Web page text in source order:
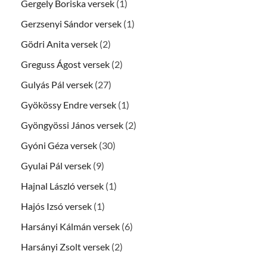
Gergely Boriska versek (1)
Gerzsenyi Sándor versek (1)
Gödri Anita versek (2)
Greguss Ágost versek (2)
Gulyás Pál versek (27)
Gyökössy Endre versek (1)
Gyöngyössi János versek (2)
Gyóni Géza versek (30)
Gyulai Pál versek (9)
Hajnal László versek (1)
Hajós Izsó versek (1)
Harsányi Kálmán versek (6)
Harsányi Zsolt versek (2)